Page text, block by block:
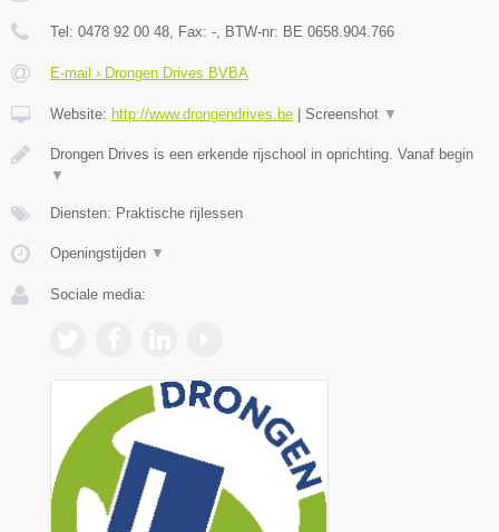
Tel: 0478 92 00 48 , Fax: - , BTW-nr: BE 0658.904.766
E-mail › Drongen Drives BVBA
Website: http://www.drongendrives.be | Screenshot ▼
Drongen Drives is een erkende rijschool in oprichting. Vanaf begin
▼
Diensten: Praktische rijlessen
Openingstijden ▼
Sociale media: